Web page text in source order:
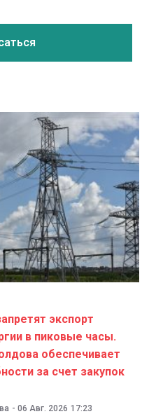
экспорт
в пиковые часы.
обеспечивает
за счет закупок
- 06 Авг. 2026 17:23